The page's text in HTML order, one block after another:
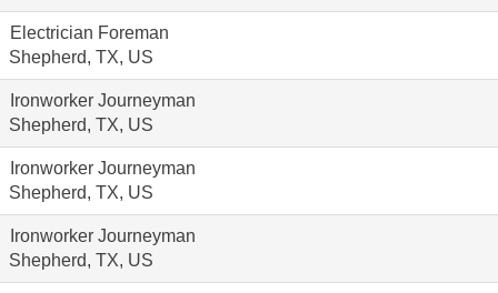
Electrician Foreman
Shepherd, TX, US
Ironworker Journeyman
Shepherd, TX, US
Ironworker Journeyman
Shepherd, TX, US
Ironworker Journeyman
Shepherd, TX, US